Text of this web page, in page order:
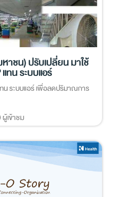
าชน) ปรับเปลี่ยน มาใช้
ทน ระบบแอร์
น ระบบแอร์ เพื่อลดปริมาณการ
เข้าชม